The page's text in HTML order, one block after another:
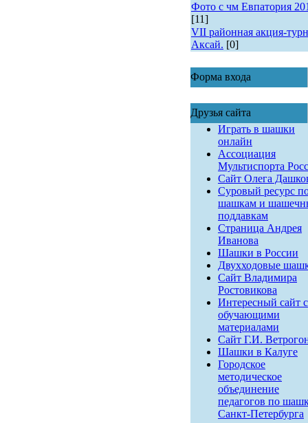
Фото с чм Евпатория
[11]
VII районная акция-
Аксай. [0]
Форма входа
Друзья сайта
Играть в шашки
онлайн
Ассоциация
Мультиспорта
Сайт Олега
Суровый ресурс
шашкам и
поддавкам
Страница Андрея
Иванова
Шашки в России
Двухходовые
Сайт Владимира
Ростовикова
Интересный сайт с
обучающими
материалами
Сайт Г.И.
Шашки в Калуге
Городское
методическое
объединение
педагогов по
Санкт-Петербурга